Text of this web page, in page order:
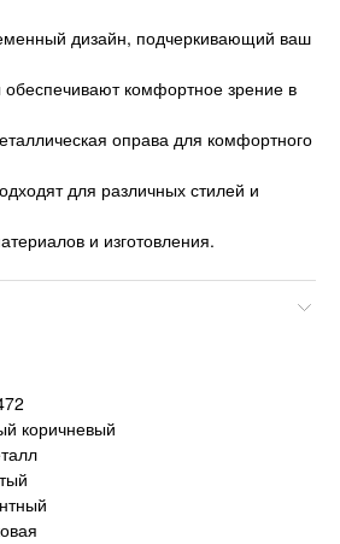
дизайн, подчеркивающий ваш
комфортное зрение в
оправа для комфортного
для различных стилей и
и изготовления.
коричневый